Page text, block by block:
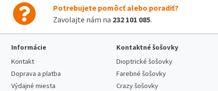
Potrebujete pomôcť alebo poradiť?
Zavolajte nám na 232 101 085.
Informácie
Kontakt
Doprava a platba
Výdajné miesta
Kontaktné šošovky
Dioptrické šošovky
Farebné šošovky
Crazy šošovky